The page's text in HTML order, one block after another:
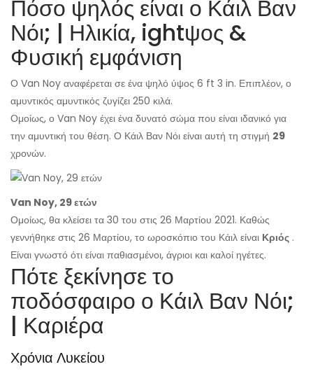
Πόσο ψηλός είναι ο Κάιλ Βαν
Νόι; | Ηλικία, ightψος &
Φυσική εμφάνιση
Ο Van Noy αναφέρεται σε ένα ψηλό ύψος 6 ft 3 in. Επιπλέον, ο
αμυντικός αμυντικός ζυγίζει 250 κιλά.
Ομοίως, ο Van Noy έχει ένα δυνατό σώμα που είναι ιδανικό για
την αμυντική του θέση. Ο Κάιλ Βαν Νόι είναι αυτή τη στιγμή 29
χρονών.
Van Noy, 29 ετών
Ομοίως, θα κλείσει τα 30 του στις 26 Μαρτίου 2021. Καθώς
γεννήθηκε στις 26 Μαρτίου, το ωροσκόπιο του Κάιλ είναι Κριός .
Είναι γνωστό ότι είναι παθιασμένοι, άγριοι και καλοί ηγέτες.
Πότε ξεκίνησε το
ποδόσφαιρο ο Κάιλ Βαν Νόι;
| Καριέρα
Χρόνια Λυκείου